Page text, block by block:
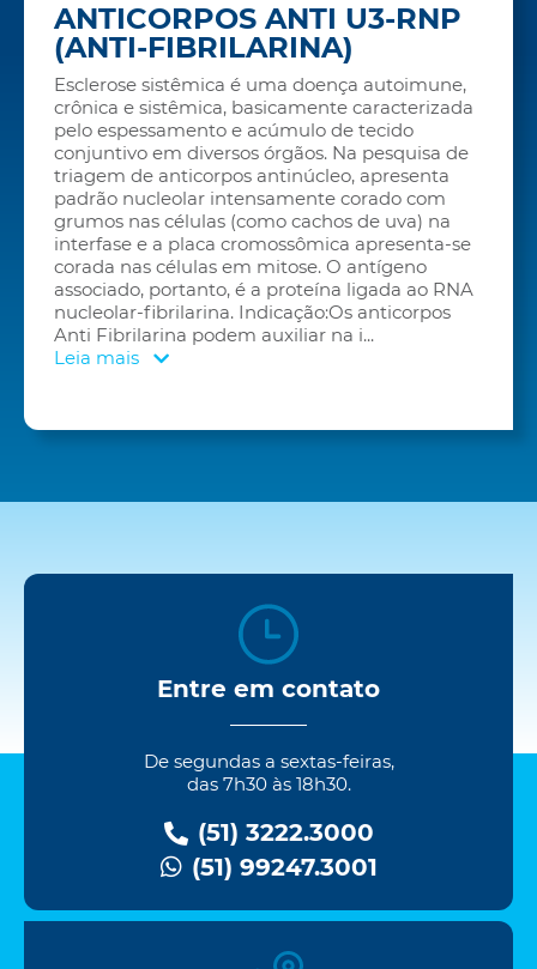
ANTICORPOS ANTI U3-RNP
(ANTI-FIBRILARINA)
Esclerose sistêmica é uma doença autoimune,
crônica e sistêmica, basicamente caracterizada
pelo espessamento e acúmulo de tecido
conjuntivo em diversos órgãos. Na pesquisa de
triagem de anticorpos antinúcleo, apresenta
padrão nucleolar intensamente corado com
grumos nas células (como cachos de uva) na
interfase e a placa cromossômica apresenta-se
corada nas células em mitose. O antígeno
associado, portanto, é a proteína ligada ao RNA
nucleolar-fibrilarina. Indicação:Os anticorpos
Anti Fibrilarina podem auxiliar na i...
Leia mais
Entre em contato
De segundas a sextas-feiras,
das 7h30 às 18h30.
(51) 3222.3000
(51) 99247.3001